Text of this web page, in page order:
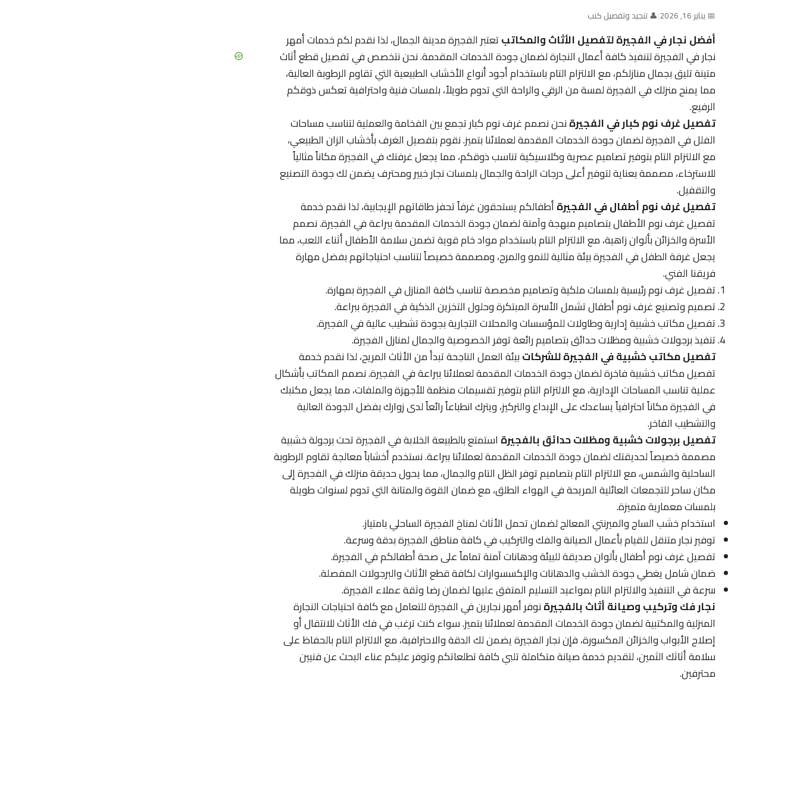
📅 يناير 16, 2026 |👤 تنجيد وتفصيل كنب
أفضل نجار في الفجيرة لتفصيل الأثاث والمكاتبتعتبر الفجيرة مدينة الجمال، لذا نقدم لكم خدمات أمهر
نجار في الفجيرة لتنفيذ كافة أعمال النجارة لضمان جودة الخدمات المقدمة. نحن نتخصص في تفصيل قطع أثاث
متينة تليق بجمال منازلكم، مع الالتزام التام باستخدام أجود أنواع الأخشاب الطبيعية التي تقاوم الرطوبة العالية،
مما يمنح منزلك في الفجيرة لمسة من الرقي والراحة التي تدوم طويلاً، بلمسات فنية واحترافية تعكس ذوقكم
الرفيع.
تفصيل غرف نوم كبار في الفجيرةنحن نصمم غرف نوم كبار تجمع بين الفخامة والعملية لتناسب مساحات
الفلل في الفجيرة لضمان جودة الخدمات المقدمة لعملائنا بتميز. نقوم بتفصيل الغرف بأخشاب الزان الطبيعي،
مع الالتزام التام بتوفير تصاميم عصرية وكلاسيكية تناسب ذوقكم، مما يجعل غرفتك في الفجيرة مكاناً مثالياً
للاسترخاء، مصممة بعناية لتوفير أعلى درجات الراحة والجمال بلمسات نجار خبير ومحترف يضمن لك جودة التصنيع
والتقفيل.
تفصيل غرف نوم أطفال في الفجيرةأطفالكم يستحقون غرفاً تحفز طاقاتهم الإيجابية، لذا نقدم خدمة
تفصيل غرف نوم الأطفال بتصاميم مبهجة وآمنة لضمان جودة الخدمات المقدمة ببراعة في الفجيرة. نصمم
الأسرة والخزائن بألوان زاهية، مع الالتزام التام باستخدام مواد خام قوية تضمن سلامة الأطفال أثناء اللعب، مما
يجعل غرفة الطفل في الفجيرة بيئة مثالية للنمو والمرح، ومصممة خصيصاً لتناسب احتياجاتهم بفضل مهارة
فريقنا الفني.
تفصيل غرف نوم رئيسية بلمسات ملكية وتصاميم مخصصة تناسب كافة المنازل في الفجيرة بمهارة.
تصميم وتصنيع غرف نوم أطفال تشمل الأسرة المبتكرة وحلول التخزين الذكية في الفجيرة ببراعة.
تفصيل مكاتب خشبية إدارية وطاولات للمؤسسات والمحلات التجارية بجودة تشطيب عالية في الفجيرة.
تنفيذ برجولات خشبية ومظلات حدائق بتصاميم رائعة توفر الخصوصية والجمال لمنازل الفجيرة.
تفصيل مكاتب خشبية في الفجيرة للشركاتبيئة العمل الناجحة تبدأ من الأثاث المريح، لذا نقدم خدمة
تفصيل مكاتب خشبية فاخرة لضمان جودة الخدمات المقدمة لعملائنا ببراعة في الفجيرة. نصمم المكاتب بأشكال
عملية تناسب المساحات الإدارية، مع الالتزام التام بتوفير تقسيمات منظمة للأجهزة والملفات، مما يجعل مكتبك
في الفجيرة مكاناً احترافياً يساعدك على الإبداع والتركيز، ويترك انطباعاً رائعاً لدى زوارك بفضل الجودة العالية
والتشطيب الفاخر.
تفصيل برجولات خشبية ومظلات حدائق بالفجيرة استمتع بالطبيعة الخلابة في الفجيرة تحت برجولة خشبية
مصممة خصيصاً لحديقتك لضمان جودة الخدمات المقدمة لعملائنا ببراعة. نستخدم أخشاباً معالجة تقاوم الرطوبة
الساحلية والشمس، مع الالتزام التام بتصاميم توفر الظل التام والجمال، مما يحول حديقة منزلك في الفجيرة إلى
مكان ساحر للتجمعات العائلية المريحة في الهواء الطلق، مع ضمان القوة والمتانة التي تدوم لسنوات طويلة
بلمسات معمارية متميزة.
استخدام خشب الساج والميرنتي المعالج لضمان تحمل الأثاث لمناخ الفجيرة الساحلي بامتياز.
توفير نجار متنقل للقيام بأعمال الصيانة والفك والتركيب في كافة مناطق الفجيرة بدقة وسرعة.
تفصيل غرف نوم أطفال بألوان صديقة للبيئة ودهانات آمنة تماماً على صحة أطفالكم في الفجيرة.
ضمان شامل يغطي جودة الخشب والدهانات والإكسسوارات لكافة قطع الأثاث والبرجولات المفصلة.
سرعة في التنفيذ والالتزام التام بمواعيد التسليم المتفق عليها لضمان رضا وثقة عملاء الفجيرة.
نجار فك وتركيب وصيانة أثاث بالفجيرةنوفر أمهر نجارين في الفجيرة للتعامل مع كافة احتياجات النجارة
المنزلية والمكتبية لضمان جودة الخدمات المقدمة لعملائنا بتميز. سواء كنت ترغب في فك الأثاث للانتقال أو
إصلاح الأبواب والخزائن المكسورة، فإن نجار الفجيرة يضمن لك الدقة والاحترافية، مع الالتزام التام بالحفاظ على
سلامة أثاثك الثمين، لتقديم خدمة صيانة متكاملة تلبي كافة تطلعاتكم وتوفر عليكم عناء البحث عن فنيين
محترفين.